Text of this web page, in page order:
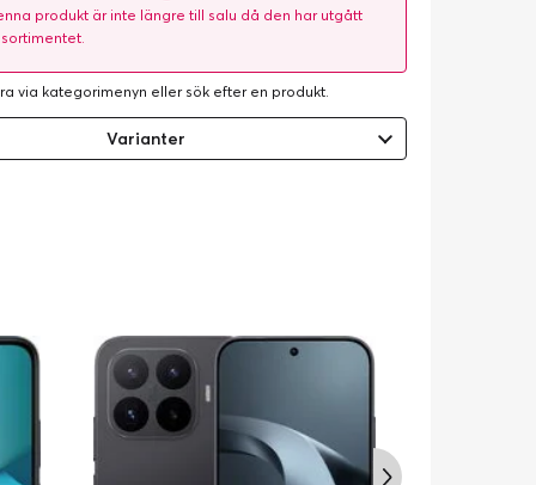
produkt är inte längre till salu då den har utgått
sortimentet.
via kategorimenyn eller sök efter en produkt.
Varianter